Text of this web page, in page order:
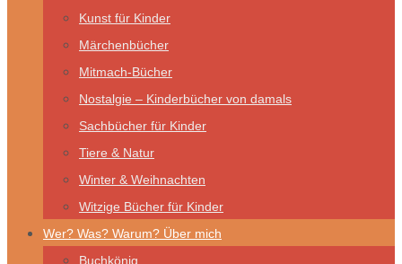
Kunst für Kinder
Märchenbücher
Mitmach-Bücher
Nostalgie – Kinderbücher von damals
Sachbücher für Kinder
Tiere & Natur
Winter & Weihnachten
Witzige Bücher für Kinder
Wer? Was? Warum? Über mich
Buchkönig